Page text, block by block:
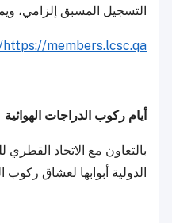
التسجيل المسبق إلزامي،
https://members.lcsc.qa/
أيام ركوب الدراجات الهوائية
بالتعاون مع الاتحاد القطري
الدولية أبوابها لعشاق ركوب